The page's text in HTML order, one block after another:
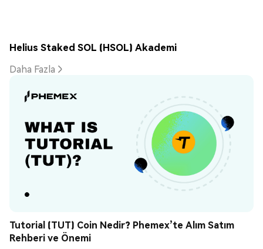
Helius Staked SOL (HSOL) Akademi
Daha Fazla
Tutorial (TUT) Coin Nedir? Phemex’te Alım Satım
Rehberi ve Önemi